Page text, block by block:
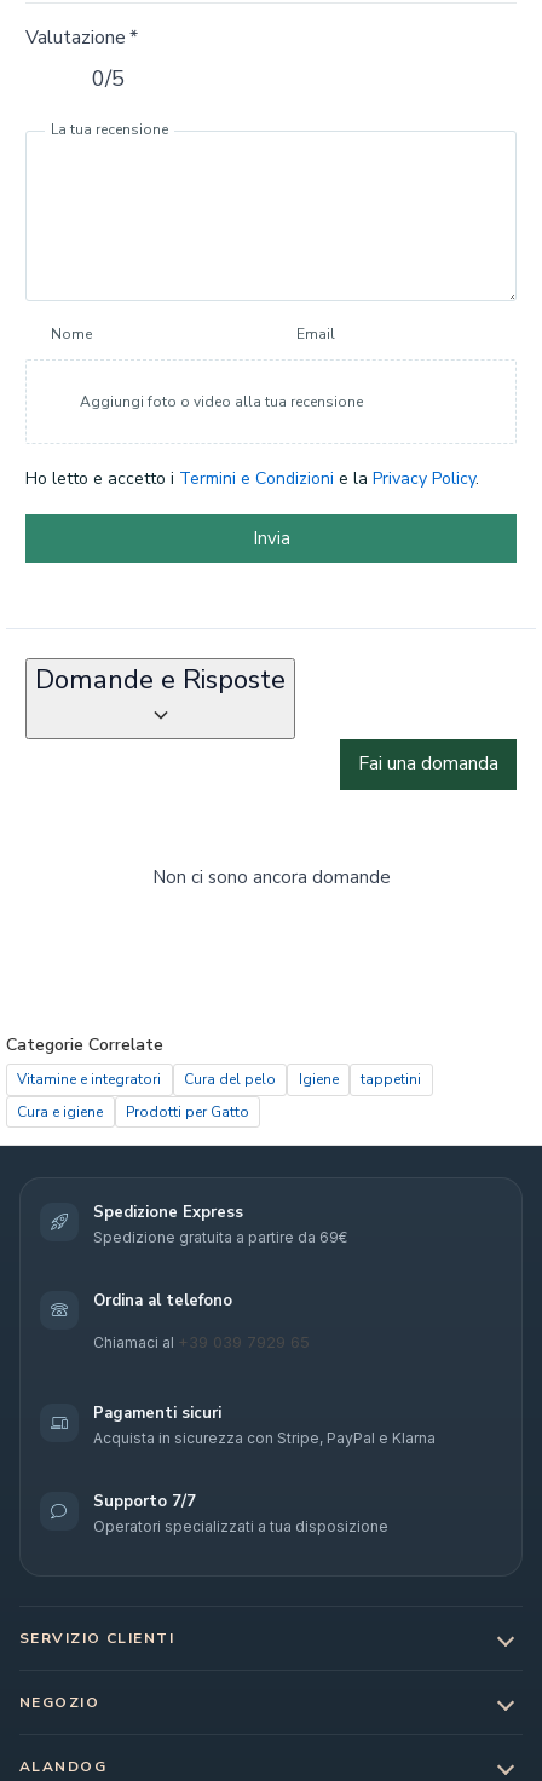
Valutazione*
0/5
La tua recensione
Nome Email
Aggiungi foto o video alla tua recensione
Ho letto e accetto i Termini e Condizioni e la Privacy Policy.
Invia
Domande e Risposte
Fai una domanda
Non ci sono ancora domande
Categorie Correlate
Vitamine e integratori Cura del pelo Igiene
tappetini
Cura e igiene
Prodotti per Gatto
Spedizione Express
Spedizione gratuita a partire da 69€
Ordina al telefono
Chiamaci al +39 039 7929 65
Pagamenti sicuri
Acquista in sicurezza con Stripe, PayPal e Klarna
Supporto 7/7
Operatori specializzati a tua disposizione
SERVIZIO CLIENTI
NEGOZIO
ALANDOG